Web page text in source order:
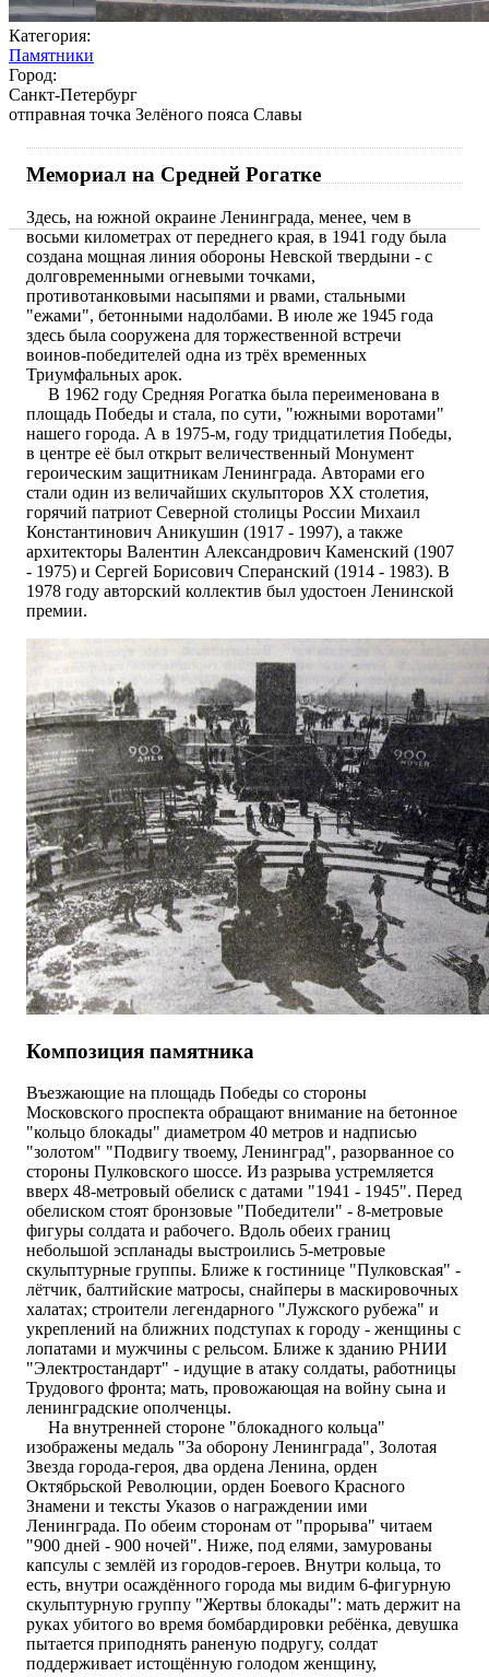
Категория:
Памятники
Город:
Санкт-Петербург
отправная точка Зелёного пояса Славы
Мемориал на Средней Рогатке
Здесь, на южной окраине Ленинграда, менее, чем в
восьми километрах от переднего края, в 1941 году была
создана мощная линия обороны Невской твердыни - с
долговременными огневыми точками,
противотанковыми насыпями и рвами, стальными
"ежами", бетонными надолбами. В июле же 1945 года
здесь была сооружена для торжественной встречи
воинов-победителей одна из трёх временных
Триумфальных арок.
В 1962 году Средняя Рогатка была переименована в
площадь Победы и стала, по сути, "южными воротами"
нашего города. А в 1975-м, году тридцатилетия Победы,
в центре её был открыт величественный Монумент
героическим защитникам Ленинграда. Авторами его
стали один из величайших скульпторов ХХ столетия,
горячий патриот Северной столицы России Михаил
Константинович Аникушин (1917 - 1997), а также
архитекторы Валентин Александрович Каменский (1907
- 1975) и Сергей Борисович Сперанский (1914 - 1983). В
1978 году авторский коллектив был удостоен Ленинской
премии.
Композиция памятника
Въезжающие на площадь Победы со стороны
Московского проспекта обращают внимание на бетонное
"кольцо блокады" диаметром 40 метров и надписью
"золотом" "Подвигу твоему, Ленинград", разорванное со
стороны Пулковского шоссе. Из разрыва устремляется
вверх 48-метровый обелиск с датами "1941 - 1945". Перед
обелиском стоят бронзовые "Победители" - 8-метровые
фигуры солдата и рабочего. Вдоль обеих границ
небольшой эспланады выстроились 5-метровые
скульптурные группы. Ближе к гостинице "Пулковская" -
лётчик, балтийские матросы, снайперы в маскировочных
халатах; строители легендарного "Лужского рубежа" и
укреплений на ближних подступах к городу - женщины с
лопатами и мужчины с рельсом. Ближе к зданию РНИИ
"Электростандарт" - идущие в атаку солдаты, работницы
Трудового фронта; мать, провожающая на войну сына и
ленинградские ополченцы.
На внутренней стороне "блокадного кольца"
изображены медаль "За оборону Ленинграда", Золотая
Звезда города-героя, два ордена Ленина, орден
Октябрьской Революции, орден Боевого Красного
Знамени и тексты Указов о награждении ими
Ленинграда. По обеим сторонам от "прорыва" читаем
"900 дней - 900 ночей". Ниже, под елями, замурованы
капсулы с землёй из городов-героев. Внутри кольца, то
есть, внутри осаждённого города мы видим 6-фигурную
скульптурную группу "Жертвы блокады": мать держит на
руках убитого во время бомбардировки ребёнка, девушка
пытается приподнять раненую подругу, солдат
поддерживает истощённую голодом женщину,